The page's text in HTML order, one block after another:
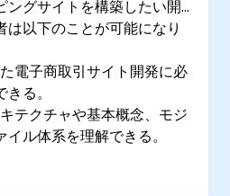
ングサイトを構築したい開
以下のことが可能になり
電子商取引サイト開発に必
る。
テクチャや基本概念、モジ
ル体系を理解できる。
能的で堅牢なオンライン